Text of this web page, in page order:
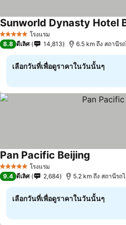
5 ดาว โรงแรม
Sunworld Dynasty Hotel
8.8 ดีเลิศ 14,813 6.5 km ถึง สถานีร
เลือกวันที่เพื่อดูราคาในวันนั้นๆ
5 ดาว โรงแรม
Pan Pacific Beijing
9.4 ดีเลิศ 2,684 5.2 km ถึง สถานีรถ
เลือกวันที่เพื่อดูราคาในวันนั้นๆ